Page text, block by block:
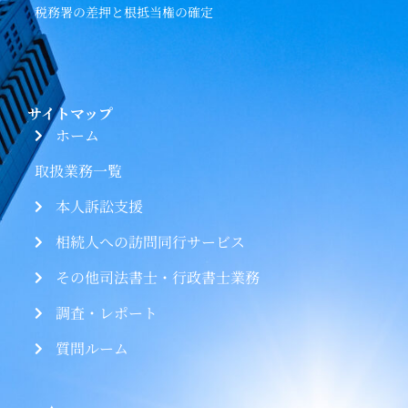
サイトマップ
ホーム
取扱業務一覧
本人訴訟支援
相続人への訪問同行サービス
その他司法書士・行政書士業務
調査・レポート
質問ルーム
税務署の差押と根抵当権の確定